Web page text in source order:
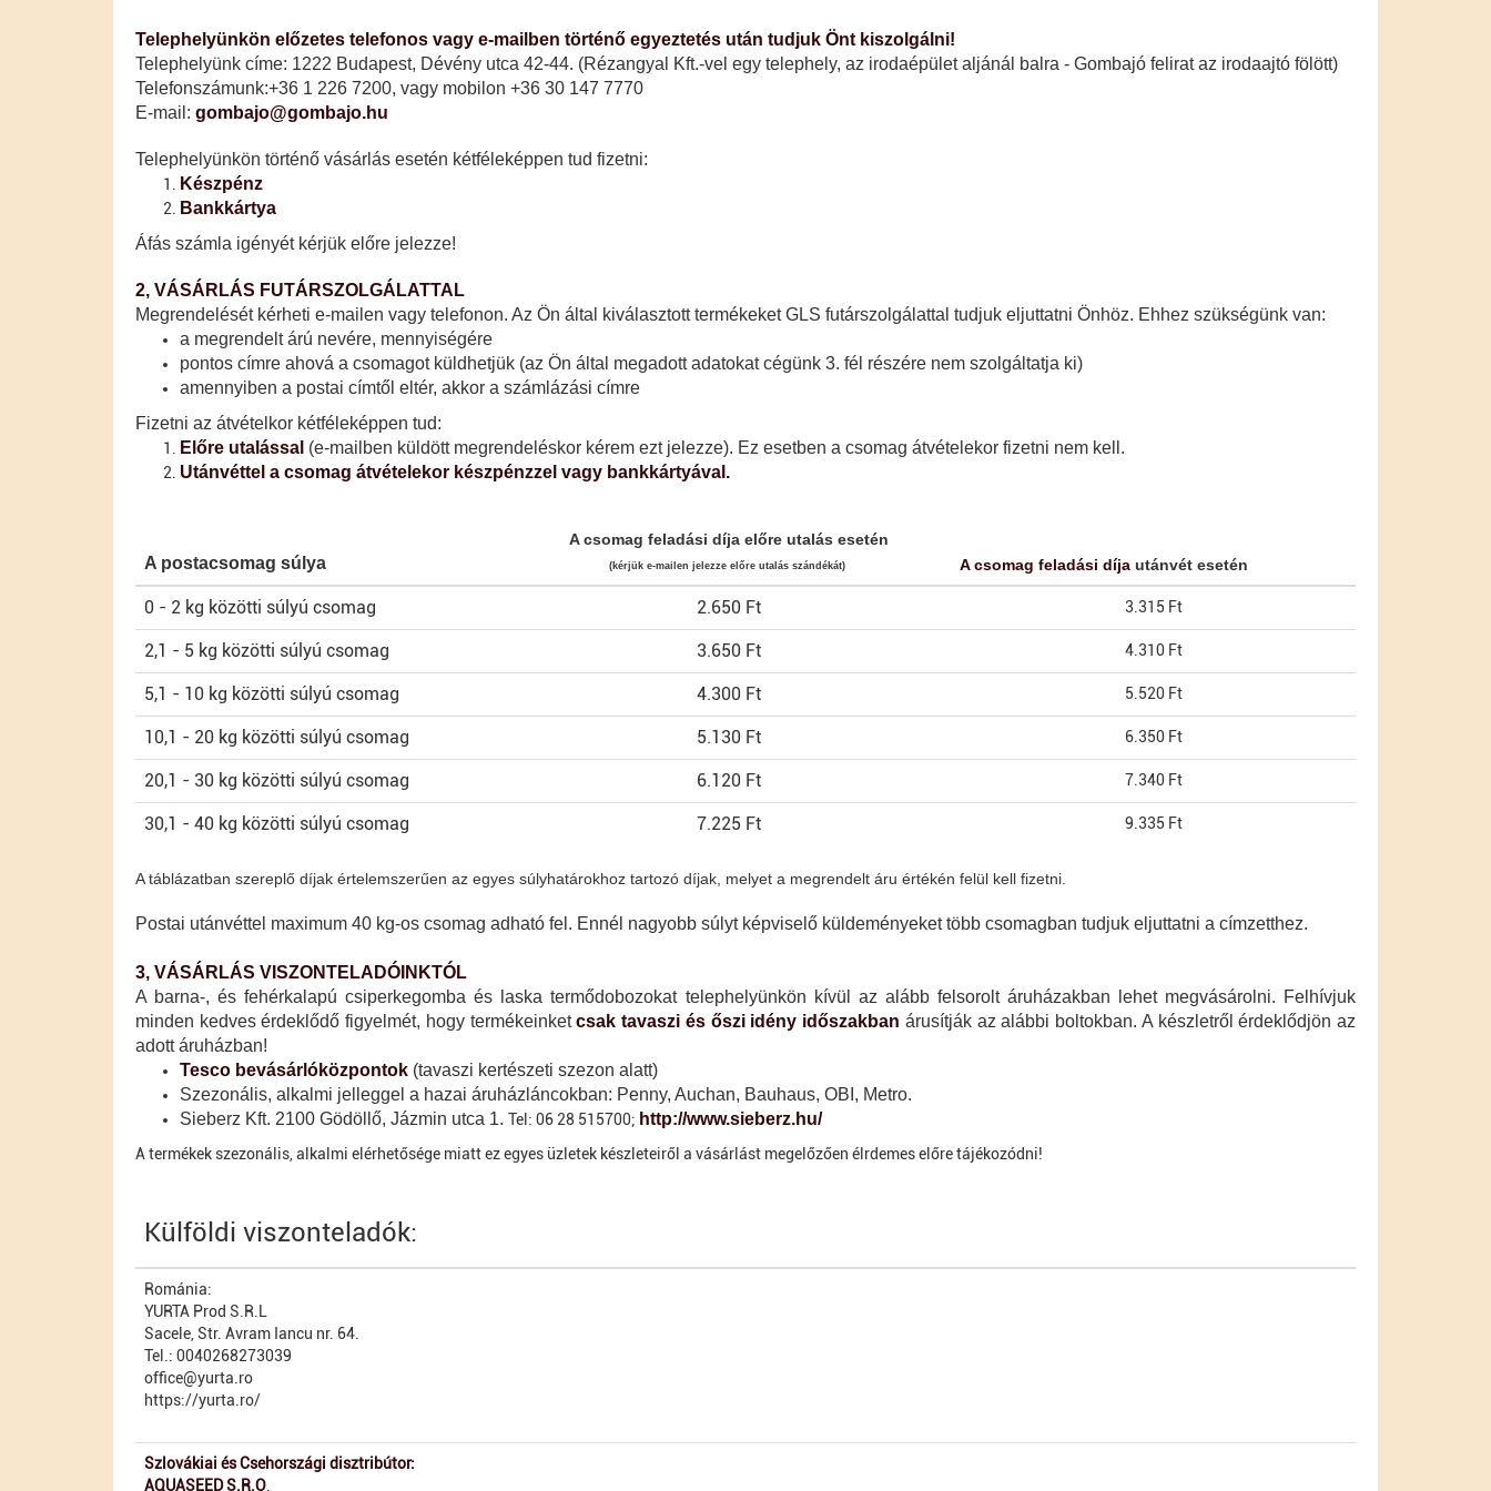
Telephelyünkön előzetes telefonos vagy e-mailben történő egyeztetés után tudjuk Önt kiszolgálni!
Telephelyünk címe: 1222 Budapest, Dévény utca 42-44. (Rézangyal Kft.-vel egy telephely, az irodaépület aljánál balra - Gombajó felirat az irodaajtó fölött)
Telefonszámunk:+36 1 226 7200, vagy mobilon +36 30 147 7770
E-mail: gombajo@gombajo.hu
Telephelyünkön történő vásárlás esetén kétféleképpen tud fizetni:
Készpénz
Bankkártya
​Áfás számla igényét kérjük előre jelezze!
2, VÁSÁRLÁS FUTÁRSZOLGÁLATTAL
Megrendelését kérheti e-mailen vagy telefonon. Az Ön által kiválasztott termékeket GLS futárszolgálattal tudjuk eljuttatni Önhöz. Ehhez szükségünk van:
a megrendelt árú nevére, mennyiségére
pontos címre ahová a csomagot küldhetjük (az Ön által megadott adatokat cégünk 3. fél részére nem szolgáltatja ki)
amennyiben a postai címtől eltér, akkor a számlázási címre
​Fizetni az átvételkor kétféleképpen tud:
Előre utalással (e-mailben küldött megrendeléskor kérem ezt jelezze). Ez esetben a csomag átvételekor fizetni nem kell.
Utánvéttel a csomag átvételekor készpénzzel vagy bankkártyával.
A postacsomag súlya
A csomag feladási díja előre utalás esetén
(kérjük e-mailen jelezze előre utalás szándékát) A csomag feladási díja utánvét esetén
0 - 2 kg közötti súlyú csomag 2.650 Ft 3.315 Ft
2,1 - 5 kg közötti súlyú csomag 3.650 Ft 4.310 Ft
5,1 - 10 kg közötti súlyú csomag 4.300 Ft 5.520 Ft
10,1 - 20 kg közötti súlyú csomag 5.130 Ft 6.350 Ft
20,1 - 30 kg közötti súlyú csomag 6.120 Ft 7.340 Ft
30,1 - 40 kg közötti súlyú csomag 7.225 Ft 9.335 Ft
A táblázatban szereplő díjak értelemszerűen az egyes súlyhatárokhoz tartozó díjak, melyet a megrendelt áru értékén felül kell fizetni.
Postai utánvéttel maximum 40 kg-os csomag adható fel. Ennél nagyobb súlyt képviselő küldeményeket több csomagban tudjuk eljuttatni a címzetthez.
3, VÁSÁRLÁS VISZONTELADÓINKTÓL
A barna-, és fehérkalapú csiperkegomba és laska termődobozokat telephelyünkön kívül az alább felsorolt áruházakban lehet megvásárolni. Felhívjuk
minden kedves érdeklődő figyelmét, hogy termékeinketcsak tavaszi és őszi idény időszakban árusítják az alábbi boltokban. A készletről érdeklődjön az
adott áruházban!
Tesco bevásárlóközpontok (tavaszi kertészeti szezon alatt)
Szezonális, alkalmi jelleggel a hazai áruházláncokban: Penny, Auchan, Bauhaus, OBI, Metro.
Sieberz Kft. 2100 Gödöllő, Jázmin utca 1. Tel: 06 28 515700; http://www.sieberz.hu/
A termékek szezonális, alkalmi elérhetősége miatt ez egyes üzletek készleteiről a vásárlást megelőzően élrdemes előre tájékozódni!
Külföldi viszonteladók:
Románia:
YURTA Prod S.R.L
Sacele, Str. Avram Iancu nr. 64.
Tel.: 0040268273039
office@yurta.ro
https://yurta.ro/
Szlovákiai és Csehországi disztribútor:
AQUASEED S.R.O.